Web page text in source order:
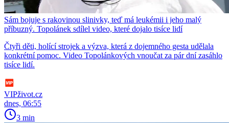
Sám bojuje s rakovinou slinivky, teď má leukémii i jeho malý
příbuzný. Topolánek sdílel video, které dojalo tisíce lidí
Čtyři děti, holící strojek a výzva, která z dojemného gesta udělala
konkrétní pomoc. Video Topolánkových vnoučat za pár dní zasáhlo
tisíce lidí.
VIPživot.cz
dnes, 06:55
3 min